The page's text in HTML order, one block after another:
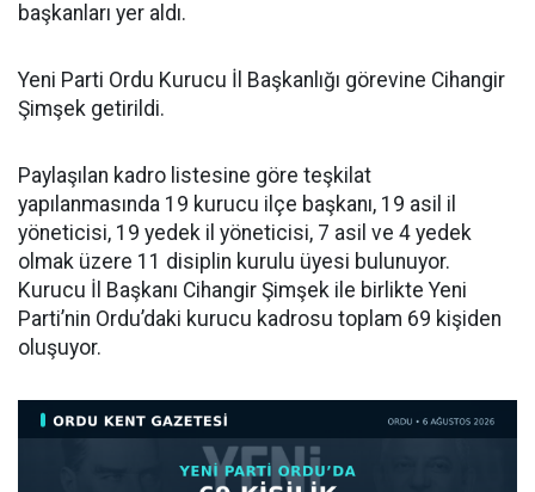
başkanları yer aldı.
Yeni Parti Ordu Kurucu İl Başkanlığı görevine Cihangir
Şimşek getirildi.
Paylaşılan kadro listesine göre teşkilat
yapılanmasında 19 kurucu ilçe başkanı, 19 asil il
yöneticisi, 19 yedek il yöneticisi, 7 asil ve 4 yedek
olmak üzere 11 disiplin kurulu üyesi bulunuyor.
Kurucu İl Başkanı Cihangir Şimşek ile birlikte Yeni
Parti’nin Ordu’daki kurucu kadrosu toplam 69 kişiden
oluşuyor.